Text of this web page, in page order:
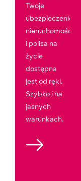
Twoje
ubezpieczenie
nieruchomości
i polisa na
życie
dostępna
jest od ręki.
Szybko i na
jasnych
warunkach.